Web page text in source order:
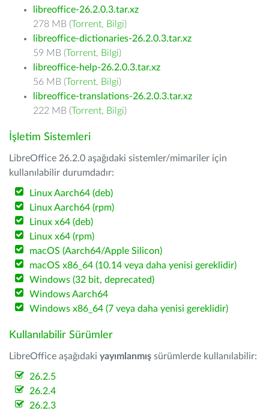
libreoffice-26.2.0.3.tar.xz
278 MB (Torrent, Bilgi)
libreoffice-dictionaries-26.2.0.3.tar.xz
59 MB (Torrent, Bilgi)
libreoffice-help-26.2.0.3.tar.xz
56 MB (Torrent, Bilgi)
libreoffice-translations-26.2.0.3.tar.xz
222 MB (Torrent, Bilgi)
İşletim Sistemleri
LibreOffice 26.2.0 aşağıdaki sistemler/mimariler için
kullanılabilir durumdadır:
Linux Aarch64 (deb)
Linux Aarch64 (rpm)
Linux x64 (deb)
Linux x64 (rpm)
macOS (Aarch64/Apple Silicon)
macOS x86_64 (10.14 veya daha yenisi gereklidir)
Windows (32 bit, deprecated)
Windows Aarch64
Windows x86_64 (7 veya daha yenisi gereklidir)
Kullanılabilir Sürümler
LibreOffice aşağıdaki yayımlanmış sürümlerde kullanılabilir:
26.2.5
26.2.4
26.2.3